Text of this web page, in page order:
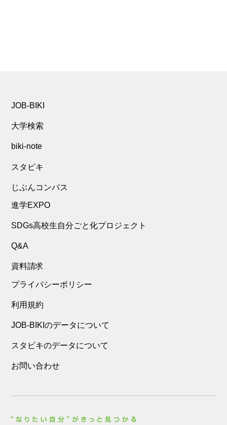
JOB-BIKI
大学検索
biki-note
スタビキ
じぶんコンパス
進学EXPO
SDGs高校生自分ごと化プロジェクト
Q&A
資料請求
プライバシーポリシー
利用規約
JOB-BIKIのデータについて
スタビキのデータについて
お問い合わせ